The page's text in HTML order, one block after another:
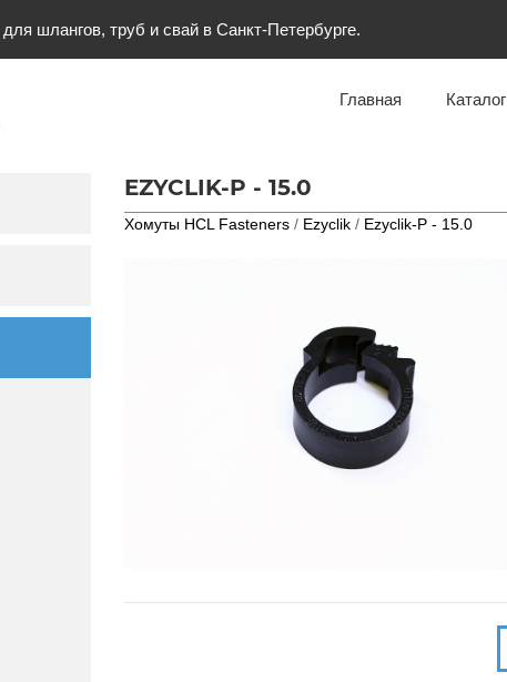
шлангов, труб и свай в Санкт-Петербурге.
Главная Каталог
EZYCLIK-P - 15.0
Хомуты HCL Fasteners / Ezyclik / Ezyclik-P - 15.0